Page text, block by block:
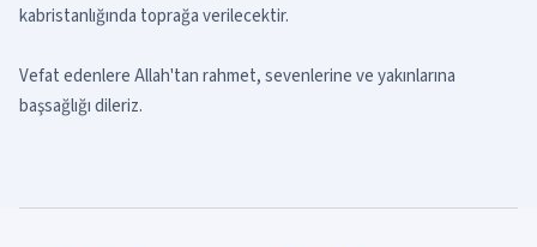
kabristanlığında toprağa verilecektir.
Vefat edenlere Allah'tan rahmet, sevenlerine ve yakınlarına
başsağlığı dileriz.